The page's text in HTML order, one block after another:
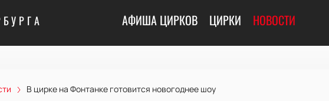
АФИША ЦИРКОВ ЦИРКИ НОВОСТИ
В цирке на Фонтанке готовится новогоднее шоу